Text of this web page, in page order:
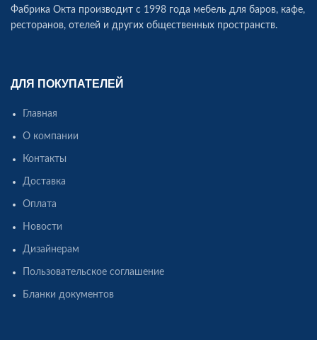
Фабрика Окта производит c 1998 года мебель для баров, кафе,
ресторанов, отелей и других общественных пространств.
ДЛЯ ПОКУПАТЕЛЕЙ
Главная
О компании
Контакты
Доставка
Оплата
Новости
Дизайнерам
Пользовательское соглашение
Бланки документов